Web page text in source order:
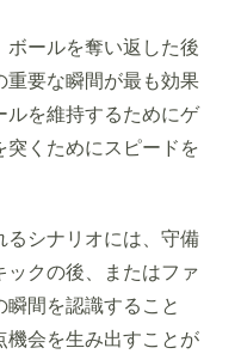
ボールを奪い返した後
要な瞬間が最も効果
を維持するためにゲ
くためにスピードを
るシナリオには、守備
クの後、またはファ
間を認識すること
会を生み出すことが